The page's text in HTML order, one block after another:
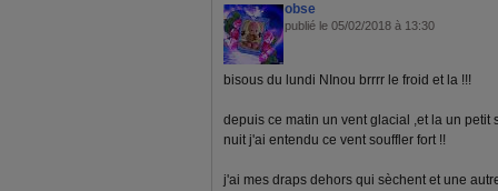
obse
publié le 05/02/2018 à 13:30
bisous du lundi NInou brrrr le froid et la !!!
depuis ce matin un vent glacial ,et la un petit
nuit j'ai entendu ce vent souffler fort !!
j'ai mes draps dehors qui sèchent et une